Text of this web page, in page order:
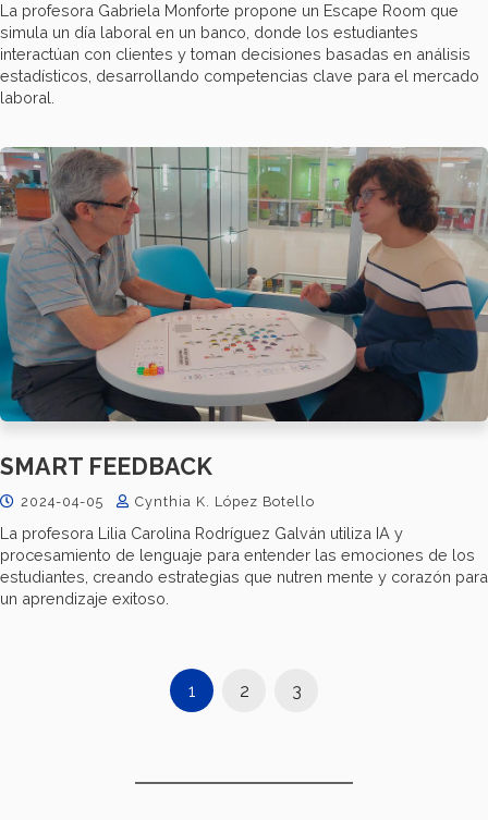
La profesora Gabriela Monforte propone un Escape Room que
simula un día laboral en un banco, donde los estudiantes
interactúan con clientes y toman decisiones basadas en análisis
estadísticos, desarrollando competencias clave para el mercado
laboral.
SMART FEEDBACK
2024-04-05 Cynthia K. López Botello
La profesora Lilia Carolina Rodríguez Galván utiliza IA y
procesamiento de lenguaje para entender las emociones de los
estudiantes, creando estrategias que nutren mente y corazón para
un aprendizaje exitoso.
1 2 3